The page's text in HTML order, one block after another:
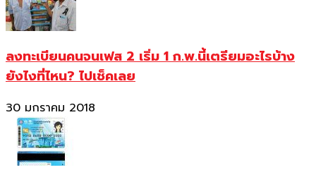
ลงทะเบียนคนจนเฟส 2 เริ่ม 1 ก.พ.นี้เตรียมอะไรบ้าง
ยังไงที่ไหน? ไปเช็คเลย
30 มกราคม 2018